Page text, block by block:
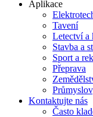
Aplikace
Tavení
Letectví a
Stavba a
Sport a
Přeprava
Kontaktujte nás
Často